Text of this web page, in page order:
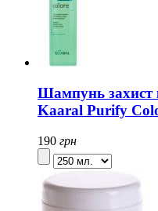
Шампунь захист
Kaaral Purify
190 грн